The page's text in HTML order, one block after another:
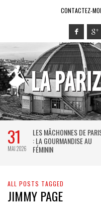
CONTACTEZ-MOI
31
MAI 2026
LES MÂCHONNES DE
: LA GOURMANDISE AU
FÉMININ
ALL POSTS TAGGED
JIMMY PAGE